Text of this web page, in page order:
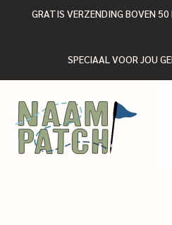
GRATIS VERZENDING BOVEN 50
SPECIAAL VOOR JOU